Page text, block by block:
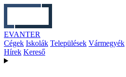
EVANTER
Cégek Iskolák Települések Vármegyék
Hírek Kereső